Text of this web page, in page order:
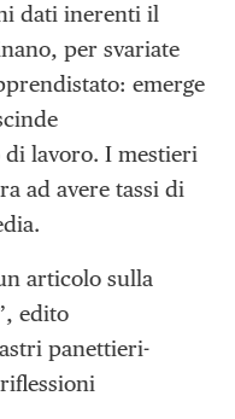
dati inerenti il
per svariate
emerge
lavoro. I mestieri
ad avere tassi di
articolo sulla
edito
panettieri-